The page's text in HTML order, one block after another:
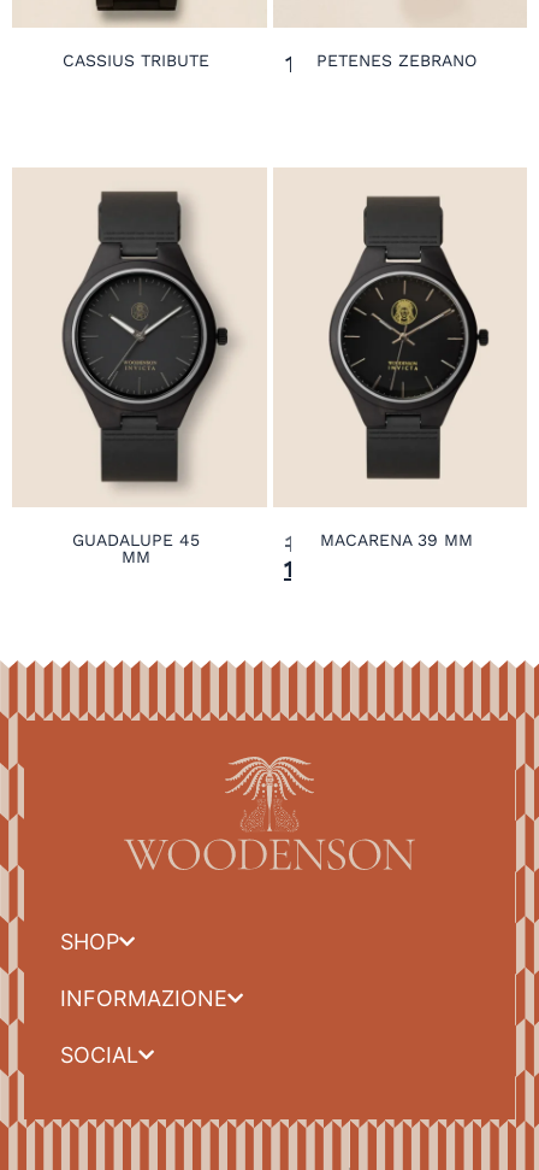
CASSIUS TRIBUTE 149,00€
PETENES ZEBRANO
GUADALUPE 45
MM
149,00€
139,00
MACARENA 39 MM
SHOP
INFORMAZIONE
SOCIAL